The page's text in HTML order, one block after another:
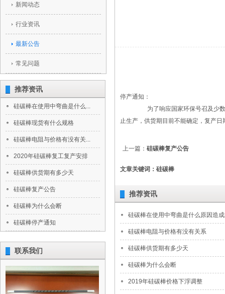
新闻动态
行业资讯
最新公告
常见问题
推荐资讯
硅碳棒在使用中弯曲是什么...
硅碳棒现货有什么规格
硅碳棒电阻与价格有没有关...
2020年硅碳棒复工复产安排
硅碳棒供货期有多少天
硅碳棒复产公告
硅碳棒为什么会断
硅碳棒停产通知
联系我们
停产通知：
为了响应国家环保号召及少数民族
止生产，供货期目前不能确定，复产
上一篇： 硅碳棒复产公告
文章关键词：硅碳棒
推荐资讯
硅碳棒在使用中弯曲是什么原因造
硅碳棒电阻与价格有没有关系
硅碳棒供货期有多少天
硅碳棒为什么会断
2019年硅碳棒价格下浮调整